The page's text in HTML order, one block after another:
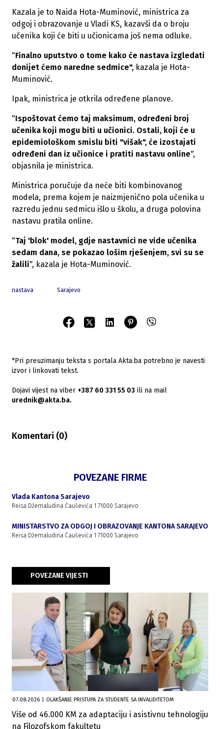
Kazala je to Naida Hota-Muminović, ministrica za
odgoj i obrazovanje u Vladi KS, kazavši da o broju
učenika koji će biti u učionicama još nema odluke.
"Finalno uputstvo o tome kako će nastava izgledati
donijet ćemo naredne sedmice", kazala je Hota-
Muminović.
Ipak, ministrica je otkrila određene planove.
"Ispoštovat ćemo taj maksimum, određeni broj
učenika koji mogu biti u učionici. Ostali, koji će u
epidemiološkom smislu biti "višak", će izostajati
određeni dan iz učionice i pratiti nastavu online",
objasnila je ministrica.
Ministrica poručuje da neće biti kombinovanog
modela, prema kojem je naizmjenično pola učenika u
razredu jednu sedmicu išlo u školu, a druga polovina
nastavu pratila online.
"Taj 'blok' model, gdje nastavnici ne vide učenika
sedam dana, se pokazao lošim rješenjem, svi su se
žalili", kazala je Hota-Muminović.
nastava Sarajevo
*Pri preuzimanju teksta s portala Akta.ba potrebno je navesti
izvor i linkovati tekst.
Dojavi vijest na viber +387 60 331 55 03 ili na mail
urednik@akta.ba.
Komentari (0)
POVEZANE FIRME
Vlada Kantona Sarajevo
Reisa Džemaludina Čauševića 1 71000 Sarajevo
MINISTARSTVO ZA ODGOJ I OBRAZOVANJE KANTONA SARAJEVO
Reisa Džemaludina Čauševića 1 71000 Sarajevo
POVEZANE VIJESTI
07.08.2026 OLAKŠANJE PRISTUPA ZA STUDENTE SA INVALIDITETOM
Više od 46.000 KM za adaptaciju i asistivnu tehnologiju
na Filozofskom fakultetu